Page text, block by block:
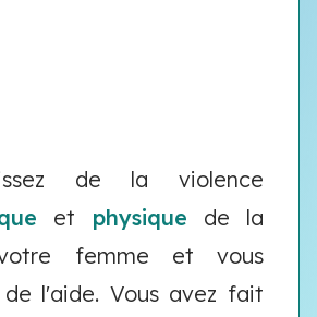
de la violence
et physique de la
femme et vous
de l'aide. Vous avez fait